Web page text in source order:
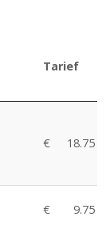
Tarief
€ 18.75
€ 9.75